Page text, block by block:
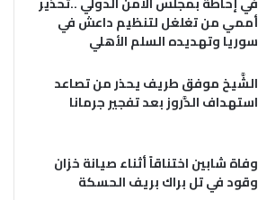
أممي من تغلغل لتنظيم داعش في
سوريا وتهديده السلم الأهلي
الشَّيخ موفق طريف يحذر من تصاعد
استهداف الدَّروز بعد تفجير جرمانا
وفاة شابين اختناقاً أثناء صيانة خزان
وقود في تل براك بريف الحسكة